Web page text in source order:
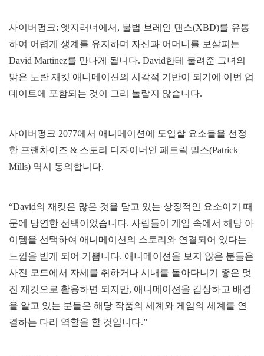
사이버펑크: 엣지러너에서, 불법 브레인 댄스(XBD)를 유통
하여 어렵게 생계를 유지하며 자신과 어머니를 보살피는
David Martinez를 만나게 됩니다. David한테 물려준 그녀의
밝은 노란 재킷 애니메이션의 시각적 기반이 되기에 이번 업
데이트에 포함되는 것이 그리 놀랍지 않습니다.
사이버펑크 2077에서 애니메이션에 도입할 요소들을 선정
한 프랜차이즈 & 스토리 디자이너인 패트릭 밀스(Patrick
Mills) 역시 동의합니다.
“David의 재킷은 많은 것을 담고 있는 상징적인 요소이기 때
문에 당연한 선택이었습니다. 사람들이 게임 속에서 해당 아
이템을 선택하여 애니메이션의 스토리와 연결되어 있다는
느낌을 받게 되어 기쁩니다. 애니메이션을 보지 않은 분들은
사진 모드에서 자세를 취하거나 시내를 돌아다니기 좋은 멋
진 재킷으로 활용하면 되지만, 애니메이션을 감상하고 배경
을 알고 있는 분들은 해당 작품의 세계와 게임의 세계를 연
결하는 다리 역할을 할 것입니다.”